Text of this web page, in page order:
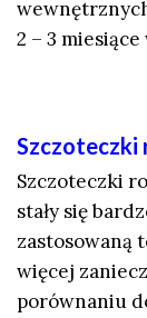
2 – 3
Szczoteczki
Szczoteczki
stały się
zastosowaną
więcej
porównaniu